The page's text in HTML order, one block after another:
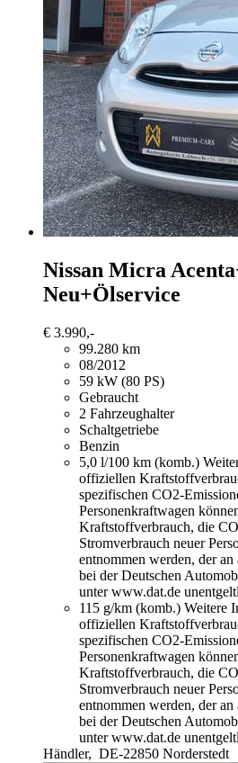
Nissan Micra
Neu+Ölservice
€ 3.990,-
99.280 km
08/2012
59 kW (80 PS)
Gebraucht
2 Fahrzeughalter
Schaltgetriebe
Benzin
5,0 l/100 km (komb.)
offiziellen
spezifischen CO2-
Personenkraftwagen
Kraftstoffverbrauch, die
Stromverbrauch neuer
entnommen werden, der
bei der Deutschen
unter www.dat.de
115 g/km (komb.) Weitere
offiziellen
spezifischen CO2-
Personenkraftwagen
Kraftstoffverbrauch, die
Stromverbrauch neuer
entnommen werden, der
bei der Deutschen
unter www.dat.de
Händler, DE-22850 Norderstedt